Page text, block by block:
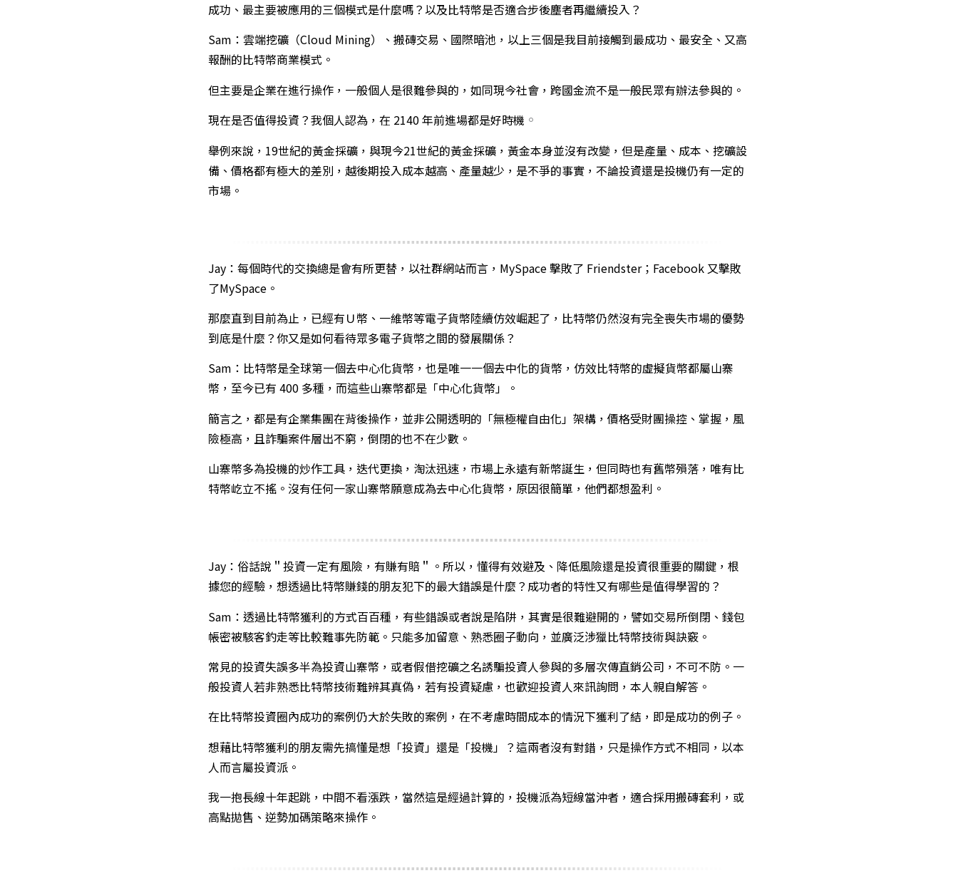
成功、最主要被應用的三個模式是什麼嗎？以及比特幣是否適合步後塵者再繼續投入？
Sam：雲端挖礦（Cloud Mining）、搬磚交易、國際暗池，以上三個是我目前接觸到最成功、最安全、又高
報酬的比特幣商業模式。
但主要是企業在進行操作，一般個人是很難參與的，如同現今社會，跨國金流不是一般民眾有辦法參與的。
現在是否值得投資？我個人認為，在 2140 年前進場都是好時機 。
舉例來說，19世紀的黃金採礦，與現今21世紀的黃金採礦，黃金本身並沒有改變，但是產量、成本、挖礦設
備、價格都有極大的差別，越後期投入成本越高、產量越少，是不爭的事實，不論投資還是投機仍有一定的
市場。
Jay：每個時代的交換總是會有所更替，以社群網站而言，MySpace 擊敗了 Friendster；Facebook 又擊敗
了MySpace。
那麼直到目前為止，已經有Ｕ幣、一維幣等電子貨幣陸續仿效崛起了，比特幣仍然沒有完全喪失市場的優勢
到底是什麼？你又是如何看待眾多電子貨幣之間的發展關係？
Sam：比特幣是全球第一個去中心化貨幣，也是唯一一個去中化的貨幣，仿效比特幣的虛擬貨幣都屬山寨
幣，至今已有 400 多種，而這些山寨幣都是「中心化貨幣」。
簡言之，都是有企業集團在背後操作，並非公開透明的「無極權自由化」架構，價格受財團操控、掌握，風
險極高，且詐騙案件層出不窮，倒閉的也不在少數。
山寨幣多為投機的炒作工具，迭代更換，淘汰迅速，市場上永遠有新幣誕生，但同時也有舊幣殞落，唯有比
特幣屹立不搖。沒有任何一家山寨幣願意成為去中心化貨幣，原因很簡單，他們都想盈利。
Jay：俗話說＂投資一定有風險，有賺有賠＂。所以，懂得有效避及、降低風險還是投資很重要的關鍵，根
據您的經驗，想透過比特幣賺錢的朋友犯下的最大錯誤是什麼？成功者的特性又有哪些是值得學習的？
Sam：透過比特幣獲利的方式百百種，有些錯誤或者說是陷阱，其實是很難避開的，譬如交易所倒閉、錢包
帳密被駭客釣走等比較難事先防範。只能多加留意、熟悉圈子動向，並廣泛涉獵比特幣技術與訣竅。
常見的投資失誤多半為投資山寨幣，或者假借挖礦之名誘騙投資人參與的多層次傳直銷公司，不可不防。一
般投資人若非熟悉比特幣技術難辨其真偽，若有投資疑慮，也歡迎投資人來訊詢問，本人親自解答。
在比特幣投資圈內成功的案例仍大於失敗的案例，在不考慮時間成本的情況下獲利了結，即是成功的例子。
想藉比特幣獲利的朋友需先搞懂是想「投資」還是「投機」？這兩者沒有對錯，只是操作方式不相同，以本
人而言屬投資派。
我一抱長線十年起跳，中間不看漲跌，當然這是經過計算的，投機派為短線當沖者，適合採用搬磚套利，或
高點拋售、逆勢加碼策略來操作。